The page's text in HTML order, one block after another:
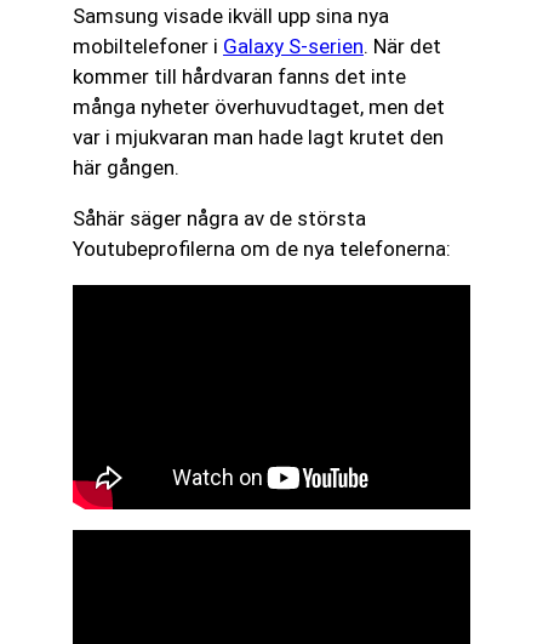
Samsung visade ikväll upp sina nya
mobiltelefoner i Galaxy S-serien. När det
kommer till hårdvaran fanns det inte
många nyheter överhuvudtaget, men det
var i mjukvaran man hade lagt krutet den
här gången.
Såhär säger några av de största
Youtubeprofilerna om de nya telefonerna: